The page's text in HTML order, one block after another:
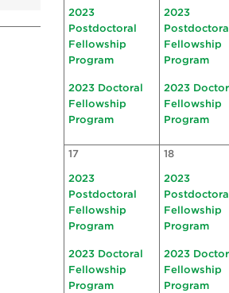
2023
Postdoctoral
Fellowship
Program
2023 Doctoral
Fellowship
Program
2023
Postdoctoral
Fellowship
Program
2023
Fellowship
Program
17
2023
Postdoctoral
Fellowship
Program
2023 Doctoral
Fellowship
Program
18
2023
Postdoctoral
Fellowship
Program
2023
Fellowship
Program